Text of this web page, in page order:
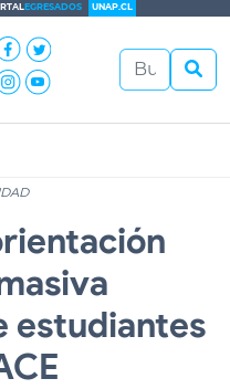
EGRESADOS UNAP.CL
estudiantes